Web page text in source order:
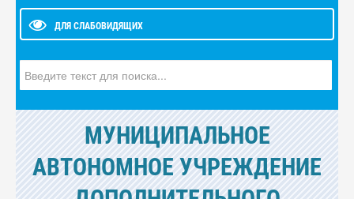
ДЛЯ СЛАБОВИДЯЩИХ
МУНИЦИПАЛЬНОЕ
АВТОНОМНОЕ УЧРЕЖДЕНИЕ